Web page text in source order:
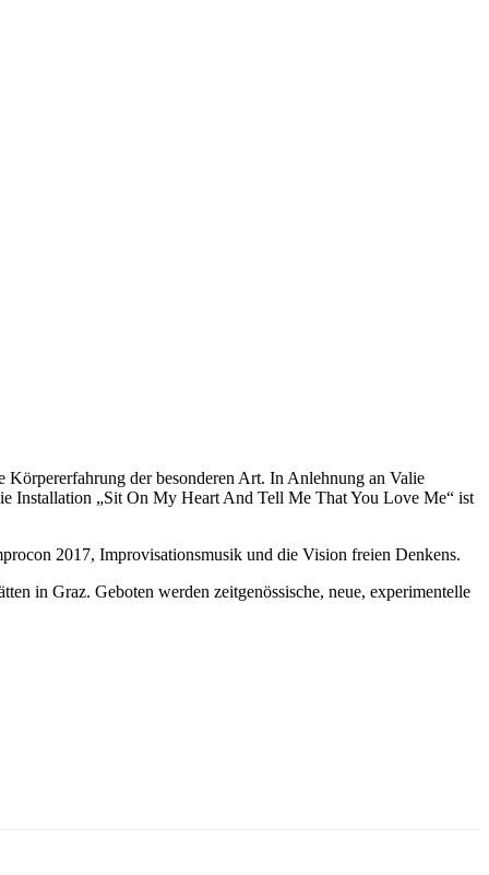
der besonderen Art. In Anlehnung an Valie
Installation „Sit On My Heart And Tell Me That You Love Me“ ist
2017, Improvisationsmusik und die Vision freien Denkens.
in Graz. Geboten werden zeitgenössische, neue, experimentelle